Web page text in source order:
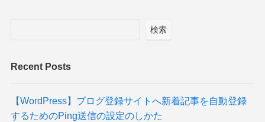
検索
Recent Posts
【WordPress】ブログ登録サイトへ新着記事を自動登録
するためのPing送信の設定のしかた